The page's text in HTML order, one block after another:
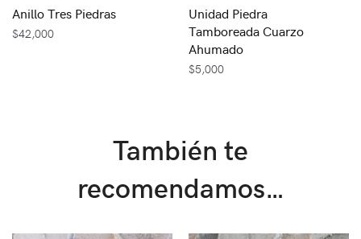
Anillo Tres Piedras
$42,000
Unidad Piedra
Tamboreada Cuarzo
Ahumado
$5,000
También te
recomendamos…